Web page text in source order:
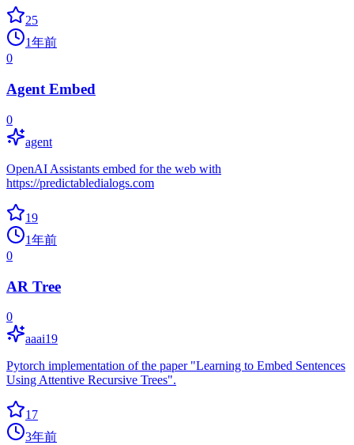
25
1年前
0
Agent Embed
0
agent
OpenAI Assistants embed for the web with
https://predictabledialogs.com
19
1年前
0
AR Tree
0
aaai19
Pytorch implementation of the paper "Learning to Embed Sentences
Using Attentive Recursive Trees".
17
3年前